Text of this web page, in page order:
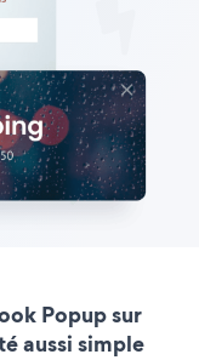
Popup sur
aussi simple